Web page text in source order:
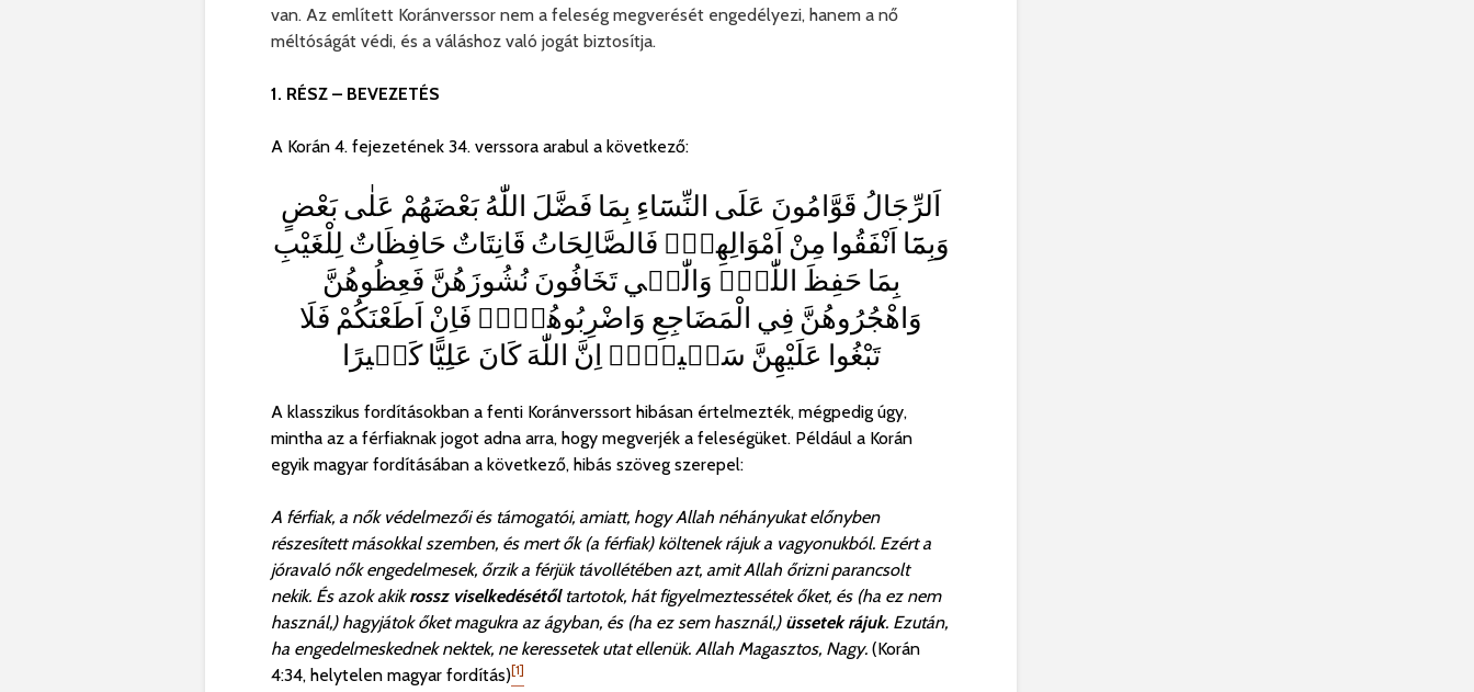
van. Az említett Koránverssor nem a feleség megverését engedélyezi, hanem a nő
méltóságát védi, és a váláshoz való jogát biztosítja.
1. RÉSZ – BEVEZETÉS
A Korán 4. fejezetének 34. verssora arabul a következő:
اَلرِّجَالُ قَوَّامُونَ عَلَى النِّسَٓاءِ بِمَا فَضَّلَ اللّٰهُ بَعْضَهُمْ عَلٰى بَعْضٍ
وَبِمَٓا اَنْفَقُوا مِنْ اَمْوَالِهِمْۜ فَالصَّالِحَاتُ قَانِتَاتٌ حَافِظَاتٌ لِلْغَيْبِ
بِمَا حَفِظَ اللّٰهُۜ وَالّٰت۪ي تَخَافُونَ نُشُوزَهُنَّ فَعِظُوهُنَّ
وَاهْجُرُوهُنَّ فِي الْمَضَاجِعِ وَاضْرِبُوهُنَّۚ فَاِنْ اَطَعْنَكُمْ فَلَا
تَبْغُوا عَلَيْهِنَّ سَب۪يلًاۜ اِنَّ اللّٰهَ كَانَ عَلِيًّا كَب۪يرًا
A klasszikus fordításokban a fenti Koránverssort hibásan értelmezték, mégpedig úgy,
mintha az a férfiaknak jogot adna arra, hogy megverjék a feleségüket. Például a Korán
egyik magyar fordításában a következő, hibás szöveg szerepel:
A férfiak, a nők védelmezői és támogatói, amiatt, hogy Allah néhányukat előnyben
részesített másokkal szemben, és mert ők (a férfiak) költenek rájuk a vagyonukból. Ezért a
jóravaló nők engedelmesek, őrzik a férjük távollétében azt, amit Allah őrizni parancsolt
nekik. És azok akikrossz viselkedésétőltartotok, hát figyelmeztessétek őket, és (ha ez nem
használ,) hagyjátok őket magukra az ágyban, és (ha ez sem használ,) üssetek rájuk. Ezután,
ha engedelmeskednek nektek, ne keressetek utat ellenük. Allah Magasztos, Nagy. (Korán
4:34, helytelen magyar fordítás)[1]